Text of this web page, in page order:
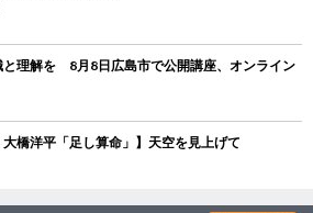
と理解を 8月8日広島市で公開講座、オンライン
大橋洋平「足し算命」】天空を見上げて